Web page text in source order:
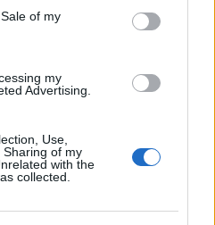
of my
my
Advertising.
Use,
of my
with the
collected.